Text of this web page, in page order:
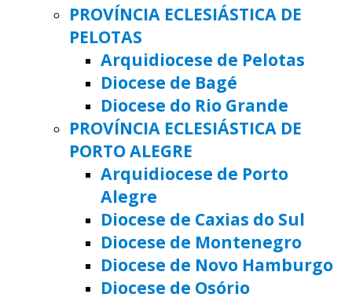
PROVÍNCIA ECLESIÁSTICA DE
PELOTAS
Arquidiocese de Pelotas
Diocese de Bagé
Diocese do Rio Grande
PROVÍNCIA ECLESIÁSTICA DE
PORTO ALEGRE
Arquidiocese de Porto
Alegre
Diocese de Caxias do Sul
Diocese de Montenegro
Diocese de Novo Hamburgo
Diocese de Osório